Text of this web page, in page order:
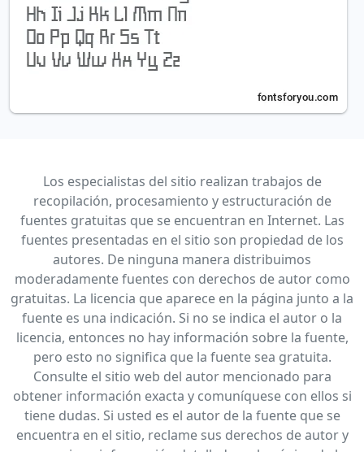
Los especialistas del sitio realizan trabajos de
recopilación, procesamiento y estructuración de
fuentes gratuitas que se encuentran en Internet. Las
fuentes presentadas en el sitio son propiedad de los
autores. De ninguna manera distribuimos
moderadamente fuentes con derechos de autor como
gratuitas. La licencia que aparece en la página junto a la
fuente es una indicación. Si no se indica el autor o la
licencia, entonces no hay información sobre la fuente,
pero esto no significa que la fuente sea gratuita.
Consulte el sitio web del autor mencionado para
obtener información exacta y comuníquese con ellos si
tiene dudas. Si usted es el autor de la fuente que se
encuentra en el sitio, reclame sus derechos de autor y